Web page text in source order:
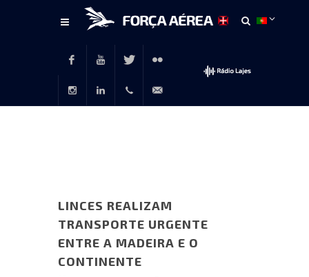
FacebookYoutubeTwitter Flickr
LINCES REALIZAM
TRANSPORTE URGENTE
ENTRE A MADEIRA E O
CONTINENTE